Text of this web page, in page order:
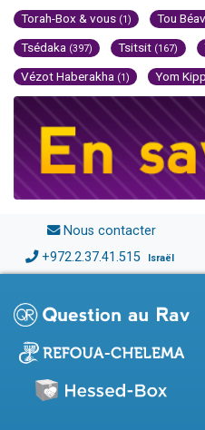
Torah-Box & vous (1) Tou Béav
Tsédaka (397) Tsitsit (167)
Vézot Haberakha (1) Yom
Nous contacter
+972.2.37.41.515 Israël